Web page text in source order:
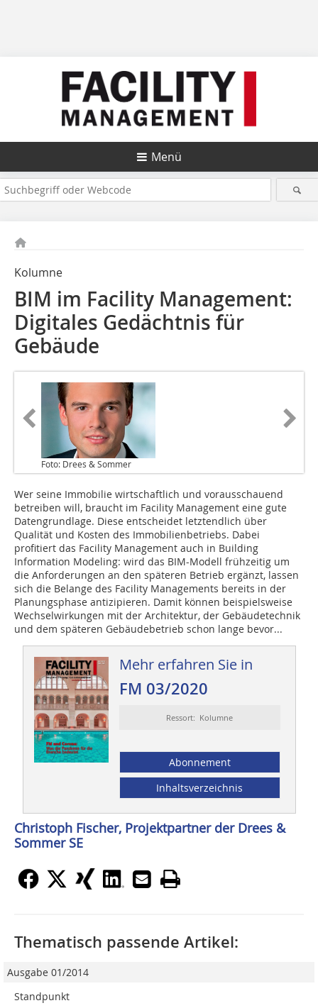
Menü
Kolumne
BIM im Facility Management:
Digitales Gedächtnis für
Gebäude
Foto: Drees & Sommer
Wer seine Immobilie wirtschaftlich und vorausschauend
betreiben will, braucht im Facility Management eine gute
Datengrundlage. Diese entscheidet letztendlich über
Qualität und Kosten des Immobilienbetriebs. Dabei
profitiert das Facility Management auch in Building
Information Modeling: wird das BIM-Modell frühzeitig um
die Anforderungen an den späteren Betrieb ergänzt, lassen
sich die Belange des Facility Managements bereits in der
Planungsphase antizipieren. Damit können beispielsweise
Wechselwirkungen mit der Architektur, der Gebäudetechnik
und dem späteren Gebäudebetrieb schon lange bevor...
Mehr erfahren Sie in
FM 03/2020
Ressort: Kolumne
Abonnement
Inhaltsverzeichnis
Christoph Fischer, Projektpartner der Drees &
Sommer SE
Thematisch passende Artikel:
Ausgabe 01/2014
Standpunkt